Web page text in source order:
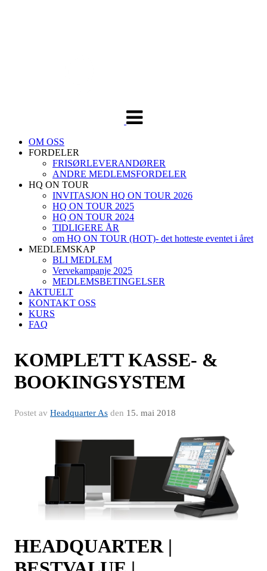
OM OSS
FORDELER
FRISØRLEVERANDØRER
ANDRE MEDLEMSFORDELER
HQ ON TOUR
INVITASJON HQ ON TOUR 2026
HQ ON TOUR 2025
HQ ON TOUR 2024
TIDLIGERE ÅR
om HQ ON TOUR (HOT)- det hotteste eventet i året
MEDLEMSKAP
BLI MEDLEM
Vervekampanje 2025
MEDLEMSBETINGELSER
AKTUELT
KONTAKT OSS
KURS
FAQ
KOMPLETT KASSE- &
BOOKINGSYSTEM
Postet av Headquarter As den 15. mai 2018
HEADQUARTER |